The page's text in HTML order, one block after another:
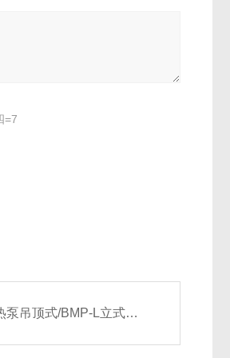
=7
顶式/BMP-L立式新风换气机